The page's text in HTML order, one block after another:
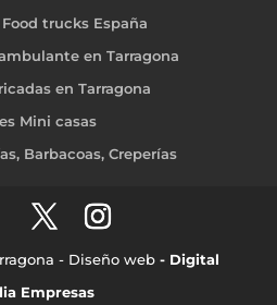
trucks España
en Tarragona
en Tarragona
Mini casas
Barbacoas, Creperías
- Diseño web - Digital
Empresas